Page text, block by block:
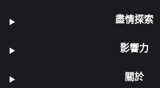
盡情探索
影響力
關於